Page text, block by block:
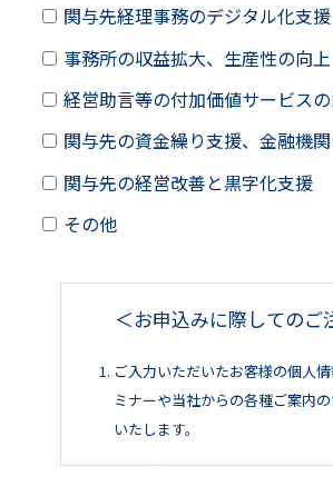
関与先経理事務のデジタル化支援
事務所の収益拡大、生産性の向上
経営助言等の付加価値サービス
関与先の資金繰り支援、金融機
関与先の経営改善と黒字化支援
その他
＜お申込みに際してのご
ご入力いただいたお客様の個人
ミナーや当社からの各種ご案内
いたします。
当社が提供するコンピュータ・